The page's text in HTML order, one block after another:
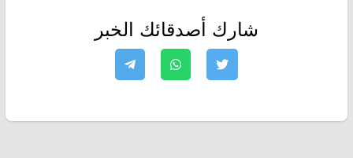
شارك أصدقائك الخبر